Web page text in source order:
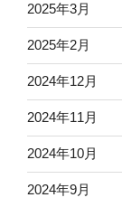
2025年3月
2025年2月
2024年12月
2024年11月
2024年10月
2024年9月